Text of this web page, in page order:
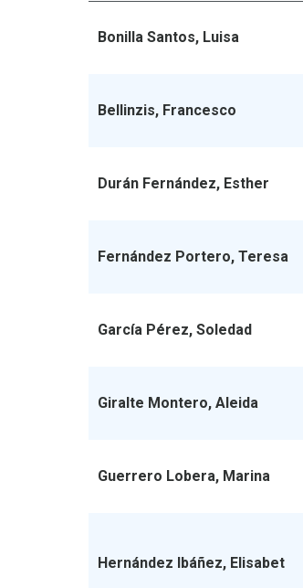
Bonilla Santos, Luisa
Bellinzis, Francesco
Durán Fernández, Esther
Fernández Portero, Teresa
García Pérez, Soledad
Giralte Montero, Aleida
Guerrero Lobera, Marina
Hernández Ibáñez, Elisabet